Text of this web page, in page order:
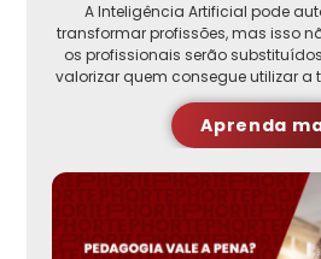
A Inteligência Artificial pode
transformar profissões, mas isso
os profissionais serão
valorizar quem consegue utilizar a
Aprenda